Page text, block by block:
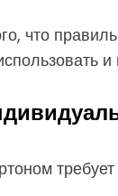
что
и